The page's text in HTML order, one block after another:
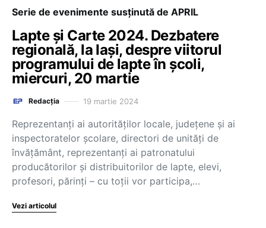
Serie de evenimente susținută de APRIL
Lapte și Carte 2024. Dezbatere
regională, la Iași, despre viitorul
programului de lapte în școli,
miercuri, 20 martie
Redacția 19 martie 2024
Reprezentanți ai autorităților locale, județene și ai
inspectoratelor școlare, directori de unități de
învățământ, reprezentanți ai patronatului
producătorilor și distribuitorilor de lapte, elevi,
profesori, părinți – cu toții vor participa,…
Vezi articolul